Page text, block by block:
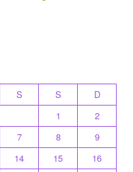
S S
D
1
2
7 8
9
14 15
16